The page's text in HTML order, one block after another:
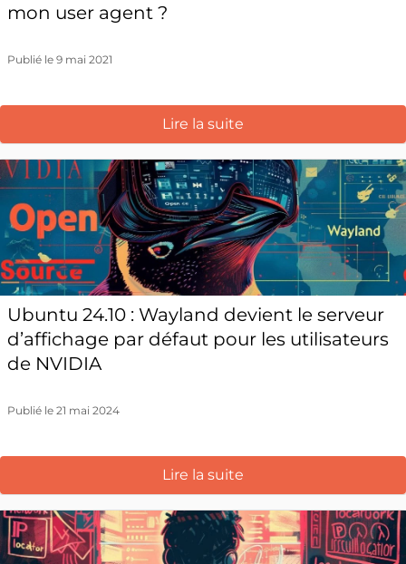
mon user agent ?
Publié le 9 mai 2021
Lire la suite
Ubuntu 24.10 : Wayland devient le serveur
d’affichage par défaut pour les utilisateurs
de NVIDIA
Publié le 21 mai 2024
Lire la suite